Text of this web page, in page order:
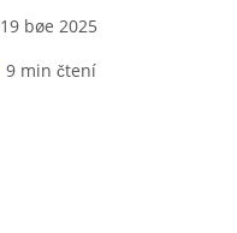
19 bøe 2025
9 min čtení